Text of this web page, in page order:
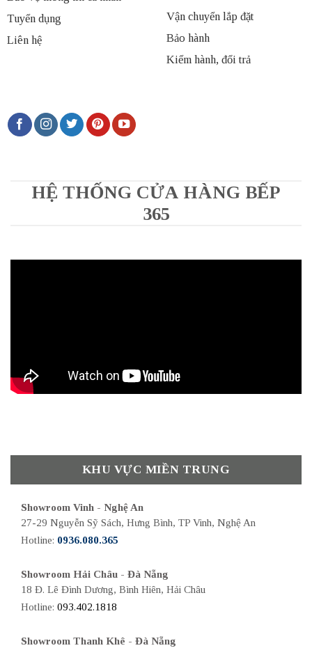
Tuyển dụng
Liên hệ
Vận chuyển lắp đặt
Bảo hành
Kiểm hành, đổi trả
HỆ THỐNG CỬA HÀNG BẾP
365
KHU VỰC MIỀN TRUNG
Showroom Vinh - Nghệ An
27-29 Nguyễn Sỹ Sách, Hưng Bình, TP Vinh, Nghệ An
Hotline: 0936.080.365
Showroom Hải Châu - Đà Nẵng
18 Đ. Lê Đình Dương, Bình Hiên, Hải Châu
Hotline: 093.402.1818
Showroom Thanh Khê - Đà Nẵng